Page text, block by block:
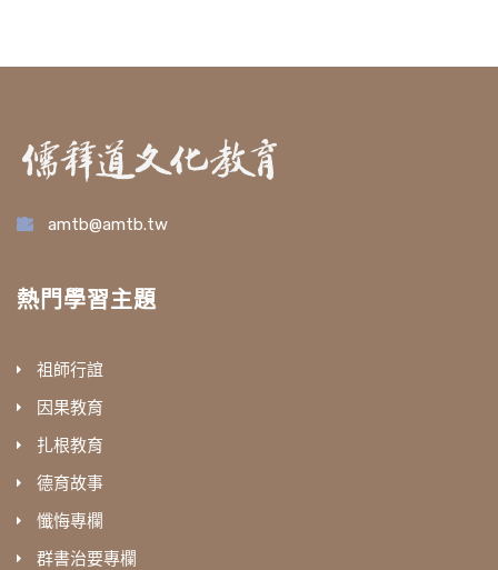
amtb@amtb.tw
熱門學習主題
祖師行誼
因果教育
扎根教育
德育故事
懺悔專欄
群書治要專欄